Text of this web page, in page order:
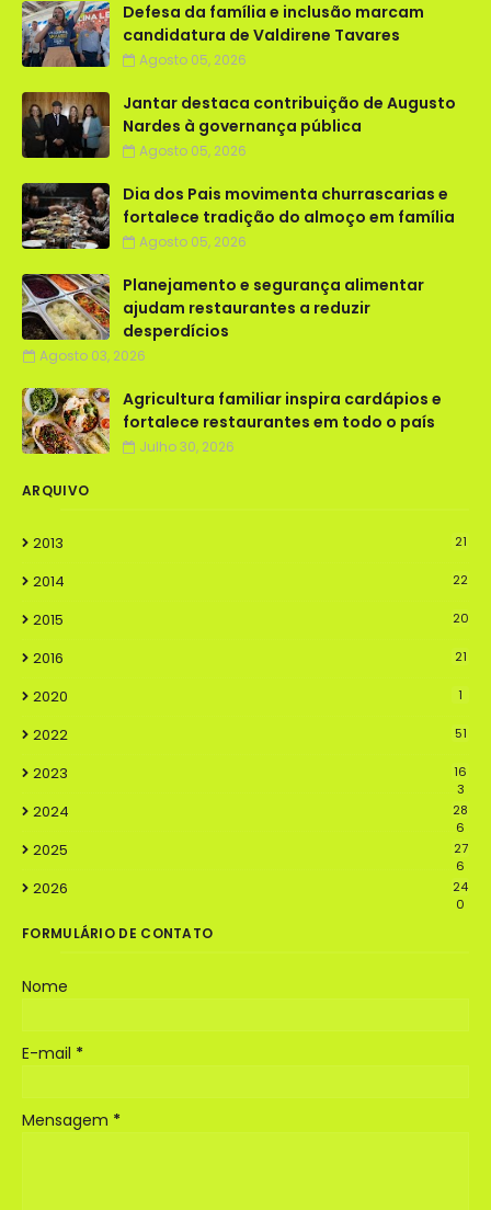
Defesa da família e inclusão marcam
candidatura de Valdirene Tavares
Agosto 05, 2026
Jantar destaca contribuição de Augusto
Nardes à governança pública
Agosto 05, 2026
Dia dos Pais movimenta churrascarias e
fortalece tradição do almoço em família
Agosto 05, 2026
Planejamento e segurança alimentar
ajudam restaurantes a reduzir
desperdícios
Agosto 03, 2026
Agricultura familiar inspira cardápios e
fortalece restaurantes em todo o país
Julho 30, 2026
ARQUIVO
2013 21
2014 22
2015 20
2016 21
2020 1
2022 51
2023
16
3
2024
28
6
2025
27
6
2026
24
0
FORMULÁRIO DE CONTATO
Nome
E-mail *
Mensagem *